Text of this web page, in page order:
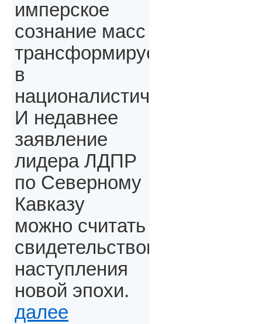
имперское
сознание масс
трансформируется
в
националистическое.
И недавнее
заявление
лидера ЛДПР
по Северному
Кавказу
можно считать
свидетельством
наступления
новой эпохи.
далее